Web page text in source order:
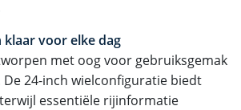
klaar voor elke dag
met oog voor gebruiksgemak
24-inch wielconfiguratie biedt
essentiële rijinformatie